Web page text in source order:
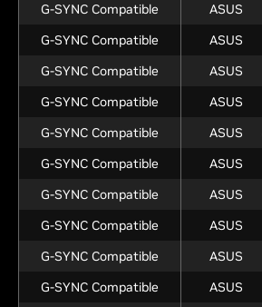
G-SYNC Compatible
ASUS
G-SYNC Compatible
ASUS
G-SYNC Compatible
ASUS
G-SYNC Compatible
ASUS
G-SYNC Compatible
ASUS
G-SYNC Compatible
ASUS
G-SYNC Compatible
ASUS
G-SYNC Compatible
ASUS
G-SYNC Compatible
ASUS
G-SYNC Compatible
ASUS